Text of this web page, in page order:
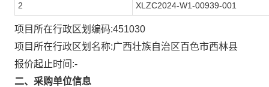
2 XLZC2024-W1-00939-001
项目所在行政区划编码:451030
项目所在行政区划名称:广西壮族自治区百色市西林县
报价起止时间:-
二、采购单位信息